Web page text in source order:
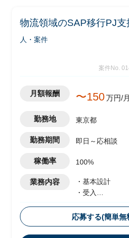
物流領域のSAP移行PJ支
人・案件
案件No.
月額報酬 〜150万円/
勤務地 東京都
勤務期間 即日～応相談
稼働率 100%
業務内容
・基本設計
・受入
・移行設計
応募する(簡単無